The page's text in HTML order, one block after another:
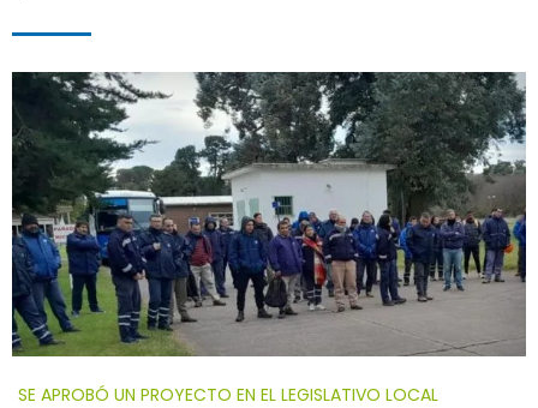
SE APROBÓ UN PROYECTO EN EL LEGISLATIVO LOCAL